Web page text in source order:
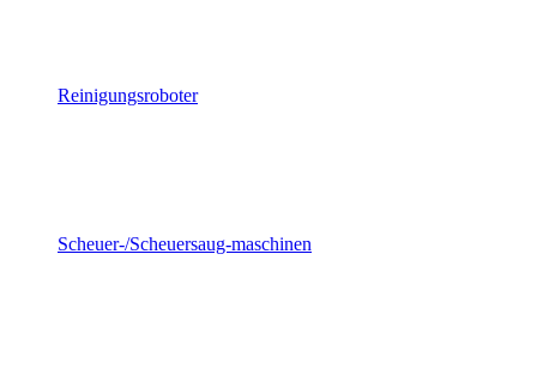
Reinigungsroboter
Scheuer-/Scheuersaug-maschinen